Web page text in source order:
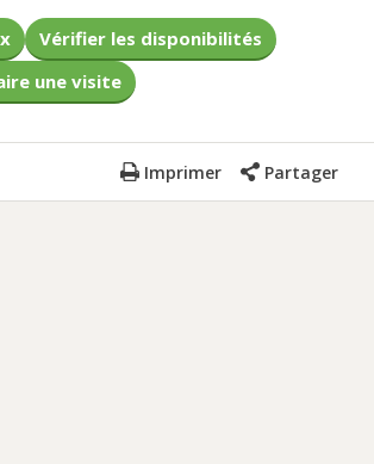
Vérifier les disponibilités
une visite
Imprimer Partager